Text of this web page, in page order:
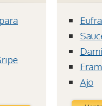
Ajo